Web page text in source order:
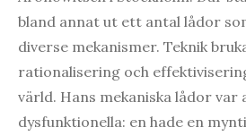
bland annat ut ett antal lådor
diverse mekanismer. Teknik
rationalisering och
värld. Hans mekaniska lådor var
dysfunktionella: en hade en